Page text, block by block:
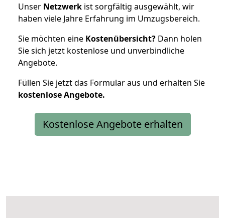
Unser Netzwerk ist sorgfältig ausgewählt, wir
haben viele Jahre Erfahrung im Umzugsbereich.
Sie möchten eine Kostenübersicht? Dann holen
Sie sich jetzt kostenlose und unverbindliche
Angebote.
Füllen Sie jetzt das Formular aus und erhalten Sie
kostenloseAngebote.
Kostenlose Angebote erhalten